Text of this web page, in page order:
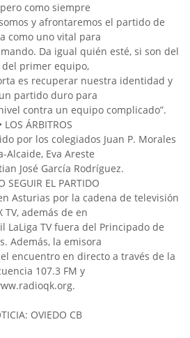
como siempre
y afrontaremos el partido de
como uno vital para
Da igual quién esté, si son del
del primer equipo,
es recuperar nuestra identidad y
partido duro para
contra un equipo complicado”.
• LOS ÁRBITROS
por los colegiados Juan P. Morales
Alcaide, Eva Areste
José García Rodríguez.
SEGUIR EL PARTIDO
Asturias por la cadena de televisión
TV, además de en
LaLiga TV fuera del Principado de
Además, la emisora
encuentro en directo a través de la
107.3 FM y
OVIEDO CB